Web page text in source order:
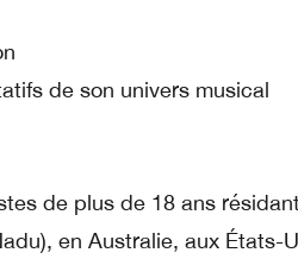
de son univers musical
de plus de 18 ans
en Australie, aux États-